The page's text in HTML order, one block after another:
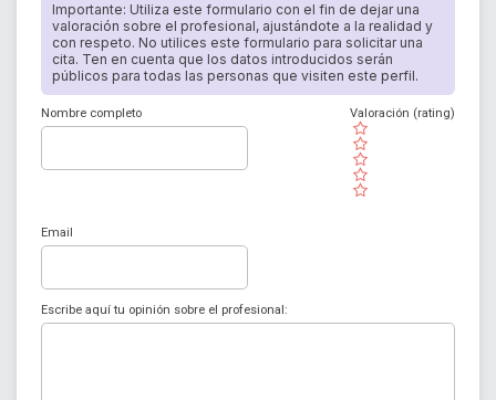
Importante: Utiliza este formulario con el fin de dejar una
valoración sobre el profesional, ajustándote a la realidad y
con respeto. No utilices este formulario para solicitar una
cita. Ten en cuenta que los datos introducidos serán
públicos para todas las personas que visiten este perfil.
Nombre completo
( )
( )
( )
( )
( )
Valoración (rating)
Email
Escribe aquí tu opinión sobre el profesional: